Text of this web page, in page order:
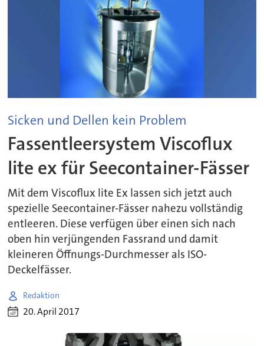
Sicken und Dellen kein Problem
Fassentleersystem Viscoflux
lite ex für Seecontainer-Fässer
Mit dem Viscoflux lite Ex lassen sich jetzt auch
spezielle Seecontainer-Fässer nahezu vollständig
entleeren. Diese verfügen über einen sich nach
oben hin verjüngenden Fassrand und damit
kleineren Öffnungs-Durchmesser als ISO-
Deckelfässer.
Redaktion
20. April 2017